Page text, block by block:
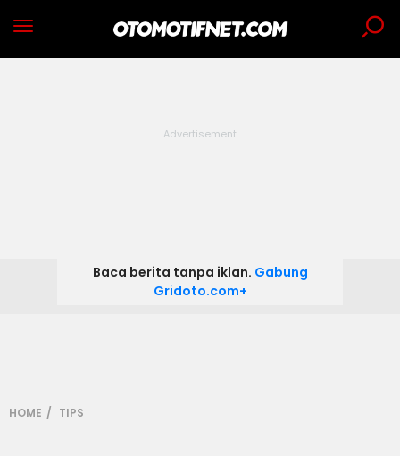
Baca berita tanpa iklan. Gabung
Gridoto.com+
HOME TIPS